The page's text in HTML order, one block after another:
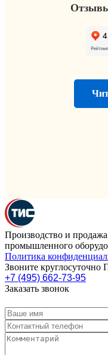
Производство и
промышленного
Политика
Звоните круглосуточно
+7 (495) 662-73-95
Заказать звонок